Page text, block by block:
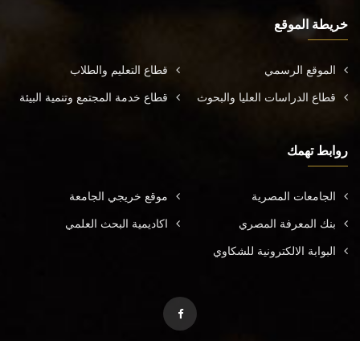
خريطة الموقع
الموقع الرسمي قطاع التعليم والطلاب
قطاع الدراسات العليا والبحوث قطاع خدمة المجتمع وتنمية البيئة
روابط تهمك
الجامعات المصرية موقع خريجي الجامعة
بنك المعرفة المصري اكاديمية البحث العلمي
البوابة الالكترونية للشكاوي